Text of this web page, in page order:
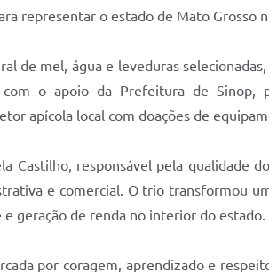
representar o estado de Mato Grosso
de mel, água e leveduras
o apoio da Prefeitura de
apícola local com doações de
Castilho, responsável pela
e comercial. O trio transformou
geração de renda no interior do estado.
por coragem, aprendizado e